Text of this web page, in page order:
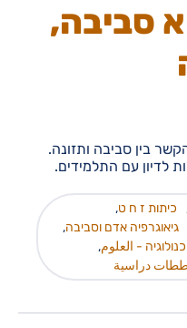
סביבה,
בין סביבה ותזונה.
לדיון עם התלמידים.
כיתות ז ח ט,
גיאוגרפיה אדם וסביבה,
- العلوم,
دراسية